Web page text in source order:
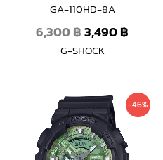
GA-110HD-8A
6,300฿3,490฿
G-SHOCK
-46%
Original
price
was:
5,900 ฿.
Current
price
3,190 ฿.